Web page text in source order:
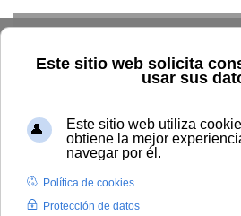
Inicio Vida universitaria